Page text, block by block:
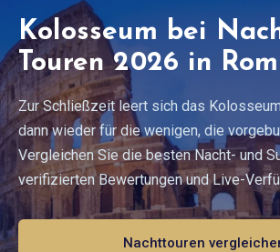
Beste Touren
Beste Kolosseum Nachttouren
Beste Touren in Rom
Bus-Tour Rom
Vespa-Tour Rom
Kolosseum bei
Touren 2026 in Rom
Zur Schließzeit leert sich das
dann wieder für die wenigen, die
Vergleichen Sie die besten Nacht- und
verifizierten Bewertungen und Live-
Nachttouren